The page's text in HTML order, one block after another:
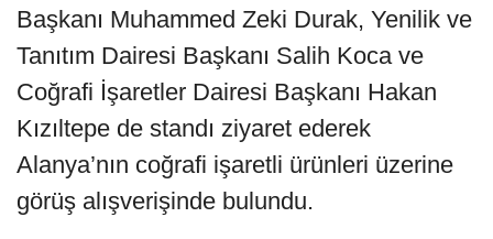
Başkanı Muhammed Zeki Durak, Yenilik ve
Tanıtım Dairesi Başkanı Salih Koca ve
Coğrafi İşaretler Dairesi Başkanı Hakan
Kızıltepe de standı ziyaret ederek
Alanya’nın coğrafi işaretli ürünleri üzerine
görüş alışverişinde bulundu.